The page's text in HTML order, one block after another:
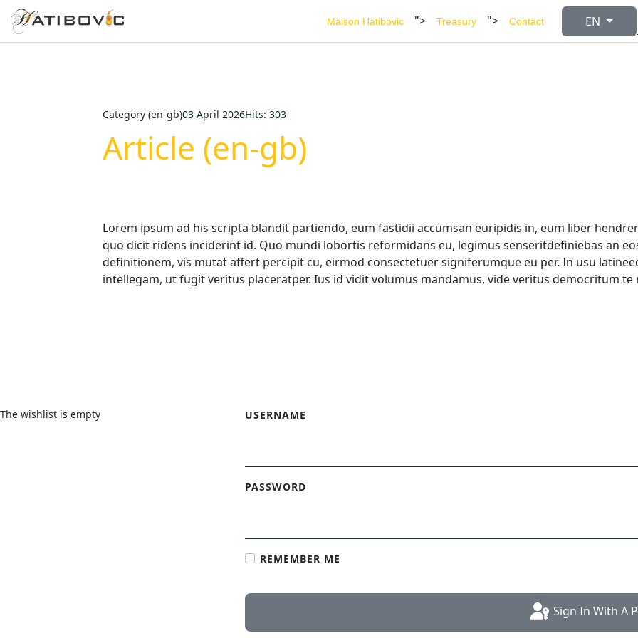
Maison Hatibovic "> Treasury "> Contact Select your
EN
Category (en-gb)03 April 2026Hits: 303
Article (en-gb)
Lorem ipsum ad his scripta blandit partiendo, eum fastidii accumsan euripidis in, eum liber
quo dicit ridens inciderint id. Quo mundi lobortis reformidans eu, legimus senseritdefiniebas an
definitionem, vis mutat affert percipit cu, eirmod consectetuer signiferumque eu per. In usu
intellegam, ut fugit veritus placeratper. Ius id vidit volumus mandamus, vide veritus democritum te
The wishlist is empty USERNAME
PASSWORD
REMEMBER ME
Sign In With A